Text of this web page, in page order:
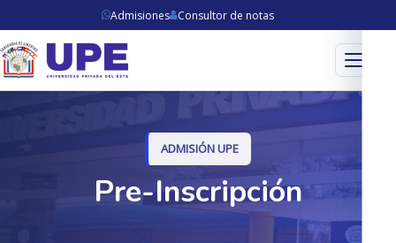
Admisiones Consultor de notas
Menú
ADMISIÓN UPE
Pre-Inscripción